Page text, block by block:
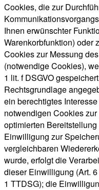
Cookies, die zur
Ihnen erwünschter
Warenkorbfunktion) oder
Cookies zur Messung
(notwendige Cookies),
1 lit. f DSGVO
Rechtsgrundlage
ein berechtigtes
notwendigen Cookies
optimierten
Einwilligung zur
vergleichbaren
wurde, erfolgt die
dieser Einwilligung (Art.
1 TTDSG); die